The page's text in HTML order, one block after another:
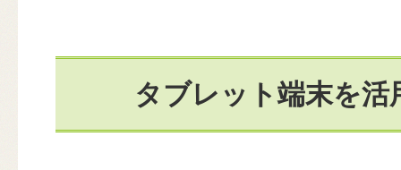
タブレット端末を活